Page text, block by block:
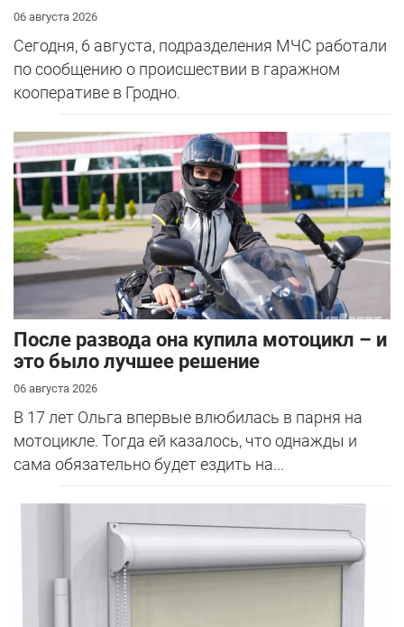
06 августа 2026
Сегодня, 6 августа, подразделения МЧС работали
по сообщению о происшествии в гаражном
кооперативе в Гродно.
После развода она купила мотоцикл – и
это было лучшее решение
06 августа 2026
В 17 лет Ольга впервые влюбилась в парня на
мотоцикле. Тогда ей казалось, что однажды и
сама обязательно будет ездить на...